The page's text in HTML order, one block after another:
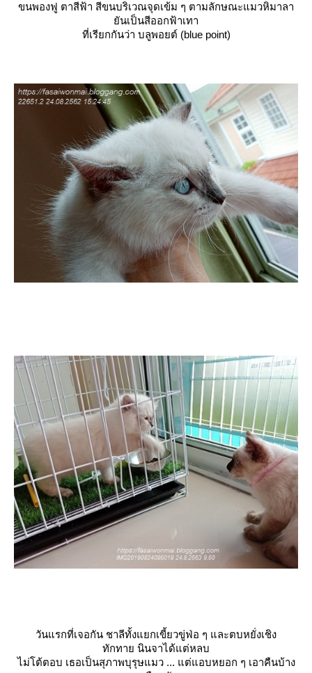
ขนพองฟู ตาสีฟ้า สีขนบริเวณจุดเข้ม ๆ ตามลักษณะแมวหิมาลา
ันเป็นสีออกฟ้าเทา
ที่เรียกกันว่า บลูพอยต์ (blue point)
วันแรกที่เจอกัน ชาลีทั้งแยกเขี้ยวขู่ฟ่อ ๆ และตบหยั่งเชิง
ทักทาย นินจาได้แต่หลบ
ไม่โต้ตอบ เธอเป็นสุภาพบุรุษแมว ... แต่แอบหยอก ๆ เอาคืนบ้าง